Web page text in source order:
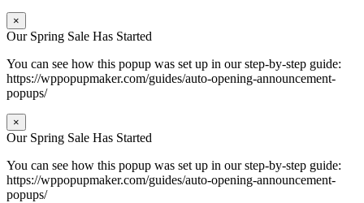
×
Our Spring Sale Has Started
You can see how this popup was set up in our step-by-step guide:
https://wppopupmaker.com/guides/auto-opening-announcement-
popups/
×
Our Spring Sale Has Started
You can see how this popup was set up in our step-by-step guide:
https://wppopupmaker.com/guides/auto-opening-announcement-
popups/